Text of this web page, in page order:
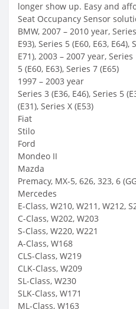
longer show up. Easy and
Seat Occupancy Sensor
BMW, 2007 – 2010 year,
E93), Series 5 (E60, E63, E64),
E71), 2003 – 2007 year,
5 (E60, E63), Series 7 (E65)
1997 – 2003 year
Series 3 (E36, E46), Series 5
(E31), Series X (E53)
Fiat
Stilo
Ford
Mondeo II
Mazda
Premacy, MX-5, 626, 323, 6
Mercedes
E-Class, W210, W211, W212,
C-Class, W202, W203
S-Class, W220, W221
A-Class, W168
CLS-Class, W219
CLK-Class, W209
SL-Class, W230
SLK-Class, W171
ML-Class, W163